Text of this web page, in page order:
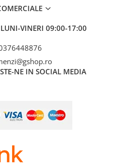
LUNI-VINERI 09:00-17:00
NE IN SOCIAL MEDIA